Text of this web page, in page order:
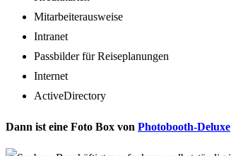
Mitarbeiterausweise
Intranet
Passbilder für Reiseplanungen
Internet
ActiveDirectory
Dann ist eine Foto Box von Photobooth-Deluxe